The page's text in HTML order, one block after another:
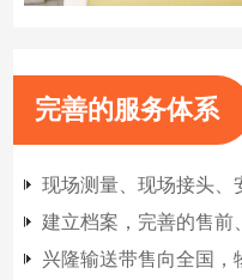
完善的服务体系
现场测量、现场接头、
建立档案，完善的售前
兴隆输送带售向全国，